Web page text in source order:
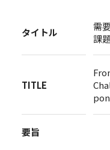
タイトル
需
課
TITLE
要旨